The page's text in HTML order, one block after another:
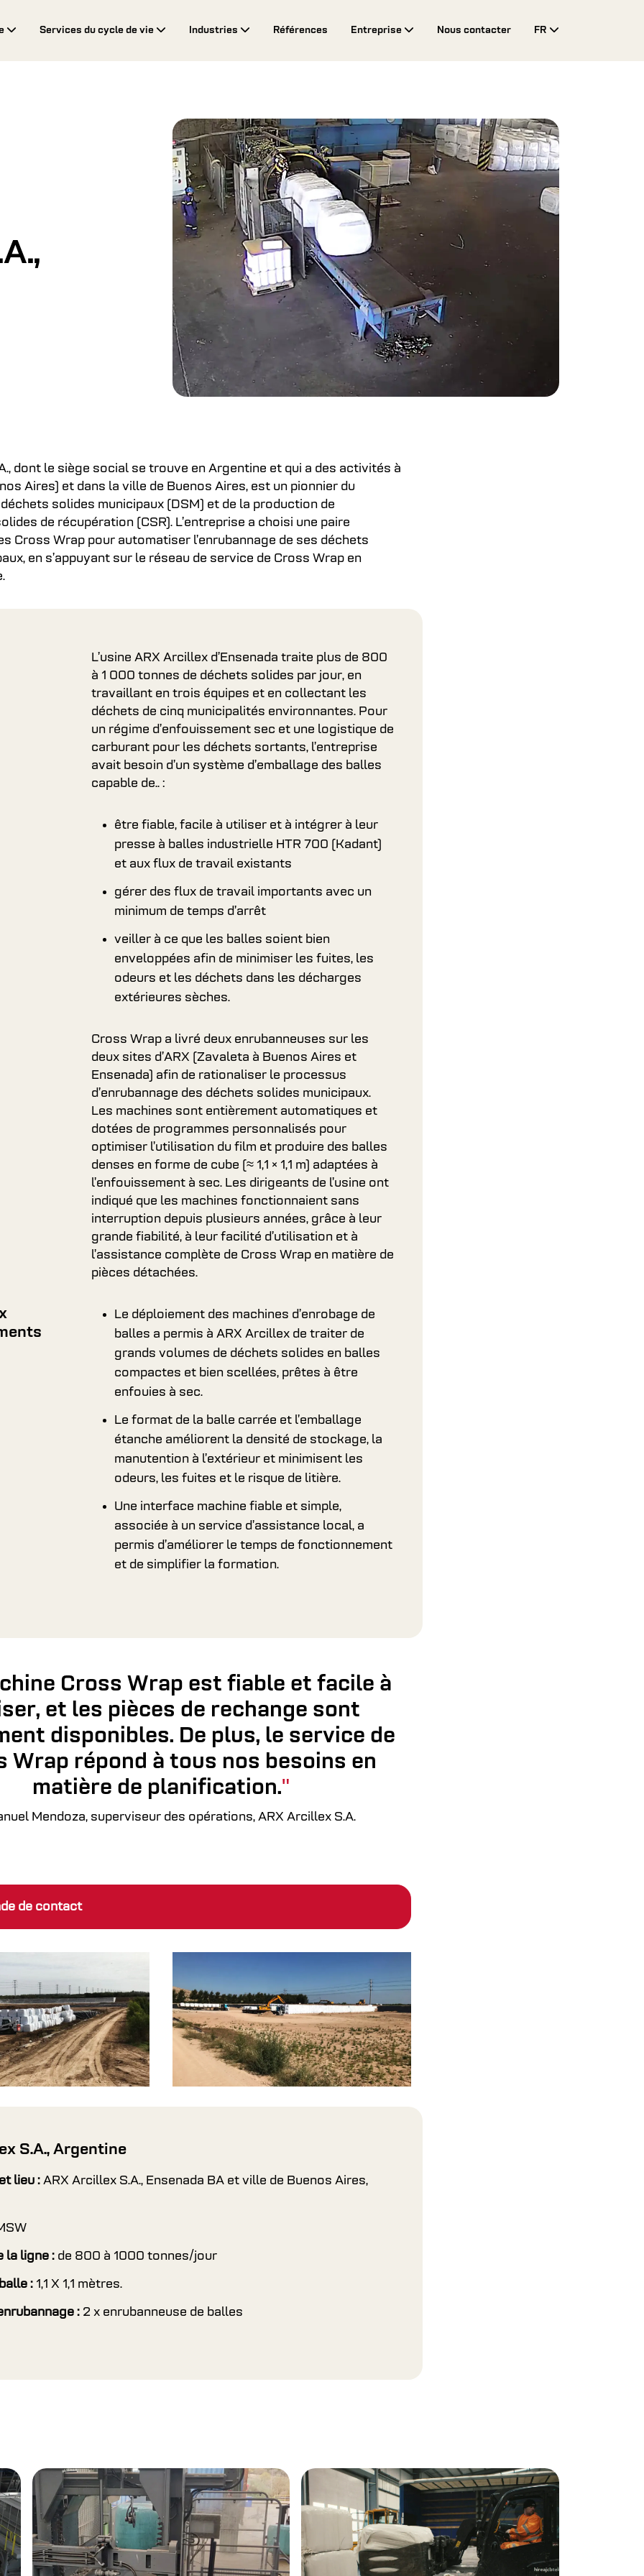
Services du cycle de vie Industries Références Entreprise Nous contacter
FR
dont le siège social se trouve en Argentine et qui a des activités à
Aires) et dans la ville de Buenos Aires, est un pionnier du
solides municipaux (DSM) et de la production de
de récupération (CSR). L’entreprise a choisi une paire
Cross Wrap pour automatiser l’enrubannage de ses déchets
en s’appuyant sur le réseau de service de Cross Wrap en
L’usine ARX Arcillex d’Ensenada traite plus de 800
à 1 000 tonnes de déchets solides par jour, en
travaillant en trois équipes et en collectant les
déchets de cinq municipalités environnantes. Pour
un régime d’enfouissement sec et une logistique de
carburant pour les déchets sortants, l’entreprise
avait besoin d’un système d’emballage des balles
capable de.. :
être fiable, facile à utiliser et à intégrer à leur
presse à balles industrielle HTR 700 (Kadant)
et aux flux de travail existants
gérer des flux de travail importants avec un
minimum de temps d’arrêt
veiller à ce que les balles soient bien
enveloppées afin de minimiser les fuites, les
odeurs et les déchets dans les décharges
extérieures sèches.
Cross Wrap a livré deux enrubanneuses sur les
deux sites d’ARX (Zavaleta à Buenos Aires et
Ensenada) afin de rationaliser le processus
d’enrubannage des déchets solides municipaux.
Les machines sont entièrement automatiques et
dotées de programmes personnalisés pour
optimiser l’utilisation du film et produire des balles
denses en forme de cube (≈ 1,1 × 1,1 m) adaptées à
l’enfouissement à sec. Les dirigeants de l’usine ont
indiqué que les machines fonctionnaient sans
interruption depuis plusieurs années, grâce à leur
grande fiabilité, à leur facilité d’utilisation et à
l’assistance complète de Cross Wrap en matière de
pièces détachées.
Le déploiement des machines d’enrobage de
balles a permis à ARX Arcillex de traiter de
grands volumes de déchets solides en balles
compactes et bien scellées, prêtes à être
enfouies à sec.
Le format de la balle carrée et l’emballage
étanche améliorent la densité de stockage, la
manutention à l’extérieur et minimisent les
odeurs, les fuites et le risque de litière.
Une interface machine fiable et simple,
associée à un service d’assistance local, a
permis d’améliorer le temps de fonctionnement
et de simplifier la formation.
Cross Wrap est fiable et facile à
et les pièces de rechange sont
disponibles. De plus, le service de
Wrap répond à tous nos besoins en
matière de planification.
Mendoza, superviseur des opérations, ARX Arcillex S.A.
de contact
S.A., Argentine
lieu : ARX Arcillex S.A., Ensenada BA et ville de Buenos Aires,
la ligne : de 800 à 1000 tonnes/jour
: 1,1 X 1,1 mètres.
: 2 x enrubanneuse de balles